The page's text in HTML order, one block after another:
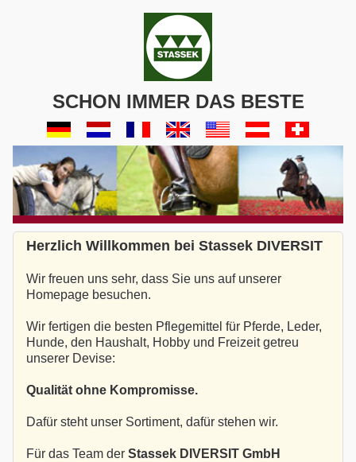
SCHON IMMER DAS BESTE
Herzlich Willkommen bei Stassek DIVERSIT
Wir freuen uns sehr, dass Sie uns auf unserer
Homepage besuchen.
Wir fertigen die besten Pflegemittel für Pferde, Leder,
Hunde, den Haushalt, Hobby und Freizeit getreu
unserer Devise:
Qualität ohne Kompromisse.
Dafür steht unser Sortiment, dafür stehen wir.
Für das Team der Stassek DIVERSIT GmbH